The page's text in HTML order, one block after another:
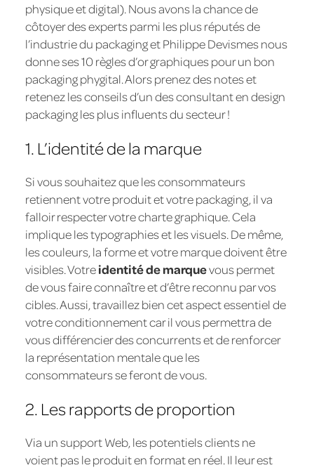
physique et digital). Nous avons la chance de
côtoyer des experts parmi les plus réputés de
l’industrie du packaging et Philippe Devismes nous
donne ses 10 règles d’or graphiques pour un bon
packaging phygital. Alors prenez des notes et
retenez les conseils d’un des consultant en design
packaging les plus influents du secteur !
1. L’identité de la marque
Si vous souhaitez que les consommateurs
retiennent votre produit et votre packaging, il va
falloir respecter votre charte graphique. Cela
implique les typographies et les visuels. De même,
les couleurs, la forme et votre marque doivent être
visibles. Votreidentité de marquevous permet
de vous faire connaître et d’être reconnu par vos
cibles. Aussi, travaillez bien cet aspect essentiel de
votre conditionnement car il vous permettra de
vous différencier des concurrents et de renforcer
la représentation mentale que les
consommateurs se feront de vous.
2. Les rapports de proportion
Via un support Web, les potentiels clients ne
voient pas le produit en format en réel. Il leur est